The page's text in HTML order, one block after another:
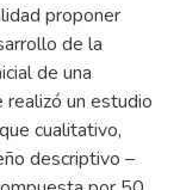
proponer
de la
de una
realizó un estudio
cualitativo,
descriptivo –